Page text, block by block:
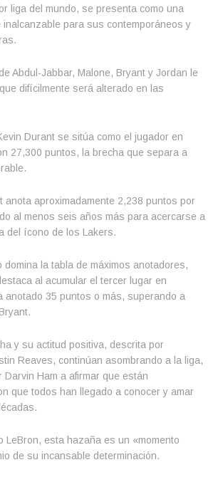
liga del mundo, se presenta como una
inalcanzable para sus contemporáneos y
Abdul-Jabbar, Malone, Bryant y Jordan le
difícilmente será alterado en las
Durant se sitúa como el jugador en
27,300 puntos, la brecha que separa a
anota aproximadamente 2,238 puntos por
al menos seis años más para acercarse a
del ícono de los Lakers.
domina la tabla de máximos anotadores,
al acumular el tercer lugar en
anotado 35 puntos o más, superando a
y su actitud positiva, descrita por
Reaves, continúan asombrando a la liga,
Darvin Ham a afirmar que están
que todos han llegado a conocer y amar
LeBron, esta hazaña es un «momento
de su incansable determinación.